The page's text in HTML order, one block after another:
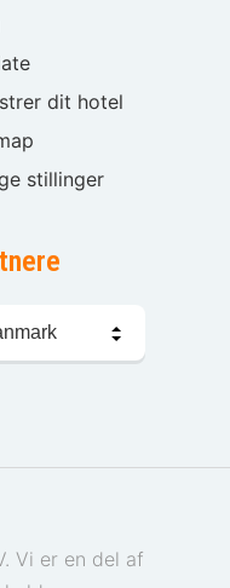
dit hotel
stillinger
Vi er en del af